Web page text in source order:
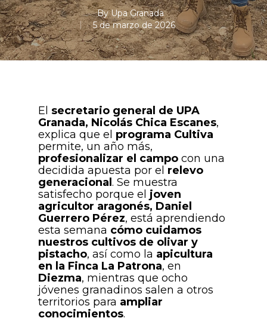
ByUpa Granada
5 de marzo de 2026
El secretario general de UPA
Granada, Nicolás Chica Escanes,
explica que el programa Cultiva
permite, un año más,
profesionalizar el campo con una
decidida apuesta por el relevo
generacional . Se muestra
satisfecho porque el joven
agricultor aragonés, Daniel
Guerrero Pérez, está aprendiendo
esta semana cómo cuidamos
nuestros cultivos de olivar y
pistacho, así como la apicultura
en la Finca La Patrona, en
Diezma, mientras que ocho
jóvenes granadinos salen a otros
territorios para ampliar
conocimientos.